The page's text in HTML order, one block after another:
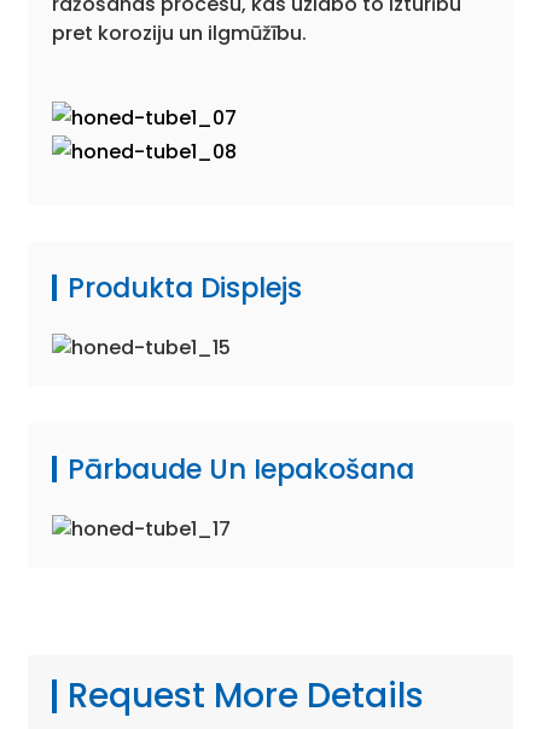
pret koroziju un ilgmūžību.
Produkta Displejs
Pārbaude Un Iepakošana
Request More Details